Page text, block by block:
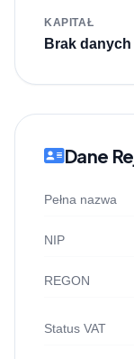
KAPITAŁ
Brak danych
Dane
Pełna nazwa
NIP
REGON
Status VAT